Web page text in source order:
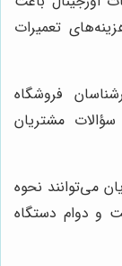
تعمیرات
فروشگاه
مشتریان
می‌توانند نحوه
و دوام دستگاه